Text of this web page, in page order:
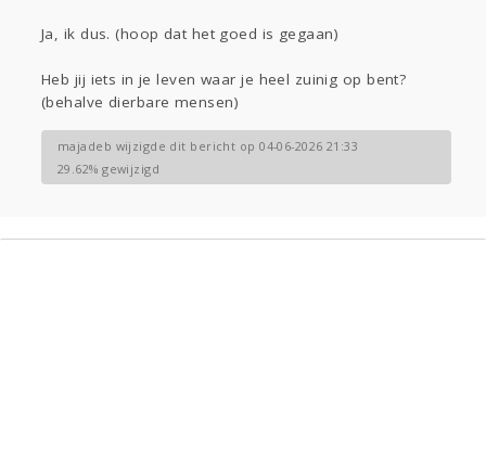
Ja, ik dus. (hoop dat het goed is gegaan)
Heb jij iets in je leven waar je heel zuinig op bent?
(behalve dierbare mensen)
majadeb wijzigde dit bericht op 04-06-2026 21:33
29.62% gewijzigd